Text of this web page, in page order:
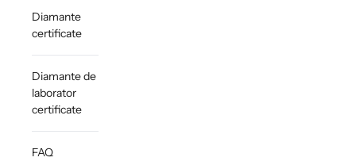
Diamante
certificate
Diamante de
laborator
certificate
FAQ